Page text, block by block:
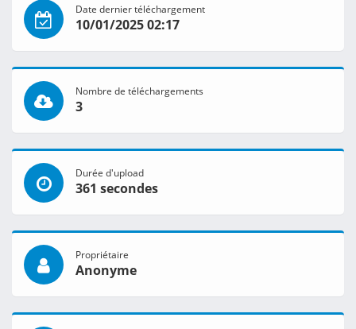
Date dernier téléchargement
10/01/2025 02:17
Nombre de téléchargements
3
Durée d'upload
361 secondes
Propriétaire
Anonyme